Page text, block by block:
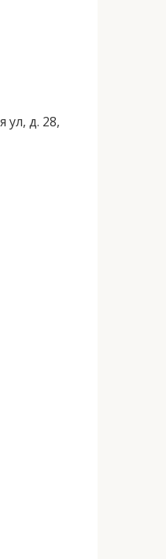
ул, д. 28,